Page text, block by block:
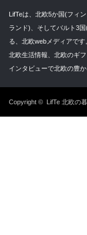
LifTeは、北欧5か国(フィ
ランド)、そしてバルト3
る、北欧webメディアです
北欧生活情報、北欧のギ
インタビューで北欧の豊
Copyright © LifTe 北欧の